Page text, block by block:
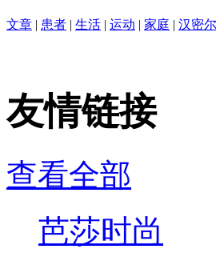
文章 | 患者 | 生活 | 运动 | 家庭 | 汉密
友情链接
查看全部
芭莎时尚